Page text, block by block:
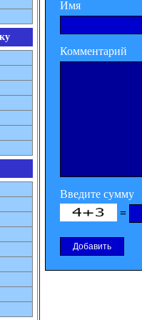
Имя
Комментарий
Введите сумму
=